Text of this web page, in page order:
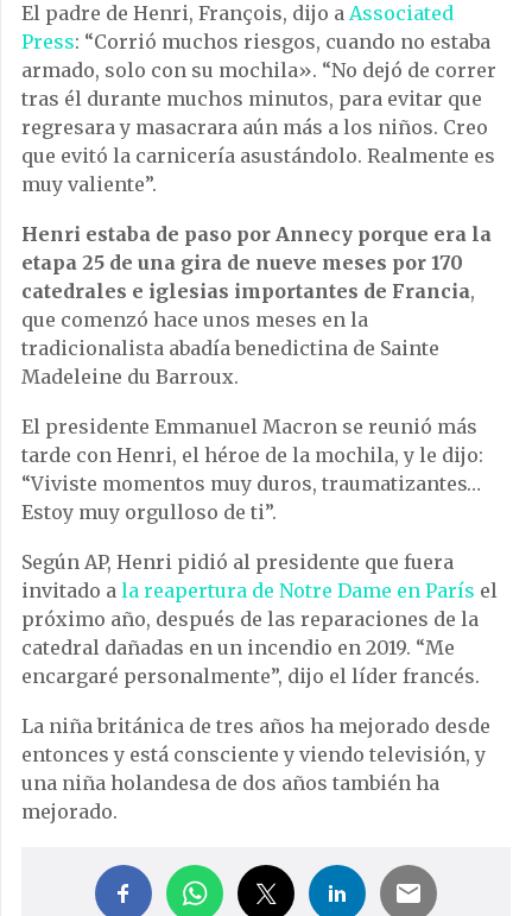
El padre de Henri, François, dijo a Associated
Press: “Corrió muchos riesgos, cuando no estaba
armado, solo con su mochila». “No dejó de correr
tras él durante muchos minutos, para evitar que
regresara y masacrara aún más a los niños. Creo
que evitó la carnicería asustándolo. Realmente es
muy valiente”.
Henri estaba de paso por Annecy porque era la
etapa 25 de una gira de nueve meses por 170
catedrales e iglesias importantes de Francia,
que comenzó hace unos meses en la
tradicionalista abadía benedictina de Sainte
Madeleine du Barroux.
El presidente Emmanuel Macron se reunió más
tarde con Henri, el héroe de la mochila, y le dijo:
“Viviste momentos muy duros, traumatizantes…
Estoy muy orgulloso de ti”.
Según AP, Henri pidió al presidente que fuera
invitado a la reapertura de Notre Dame en París el
próximo año, después de las reparaciones de la
catedral dañadas en un incendio en 2019. “Me
encargaré personalmente”, dijo el líder francés.
La niña británica de tres años ha mejorado desde
entonces y está consciente y viendo televisión, y
una niña holandesa de dos años también ha
mejorado.